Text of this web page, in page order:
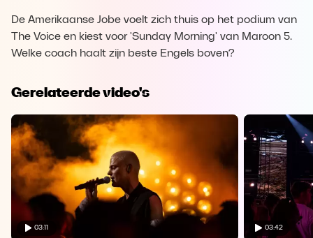
De Amerikaanse Jobe voelt zich thuis op het podium van
The Voice en kiest voor 'Sunday Morning' van Maroon 5.
Welke coach haalt zijn beste Engels boven?
Gerelateerde video's
03:11 03:42